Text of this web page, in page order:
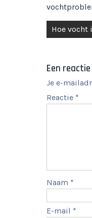
Hoe vocht
Een
Je e-
Reactie *
Naam *
E-mail *